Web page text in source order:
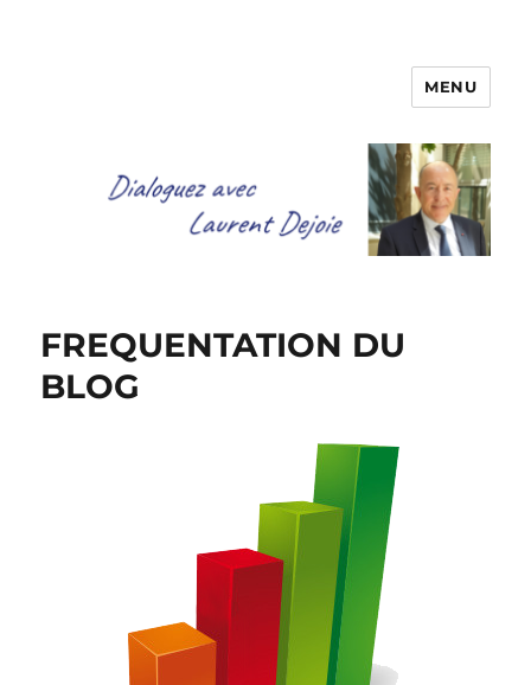
Dialoguez avec Laurent Dejoie
MENU
FREQUENTATION DU
BLOG